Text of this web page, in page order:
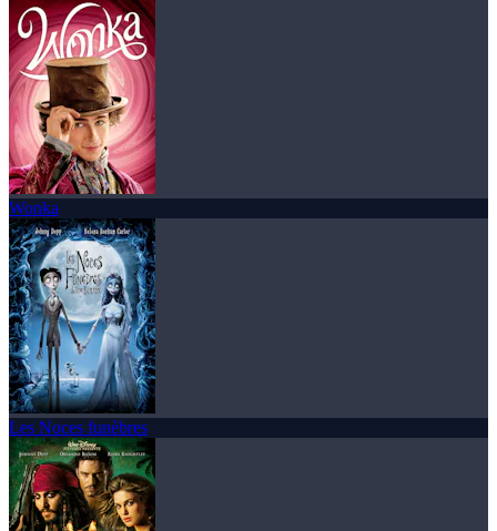
Wonka
Les Noces funèbres